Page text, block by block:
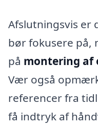
Afslutningsvis er
bør fokusere på,
på montering af
Vær også
referencer fra
få indtryk af